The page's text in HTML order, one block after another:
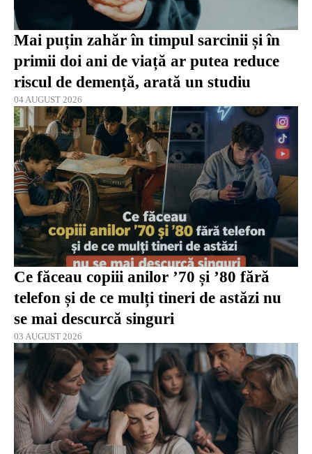
Mai puțin zahăr în timpul sarcinii și în
primii doi ani de viață ar putea reduce
riscul de demență, arată un studiu
04 AUGUST 2026
Ce făceau copiii anilor ’70 și ’80 fără
telefon și de ce mulți tineri de astăzi nu
se mai descurcă singuri
03 AUGUST 2026